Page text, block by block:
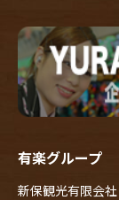
有楽グループ
新保観光有限会社